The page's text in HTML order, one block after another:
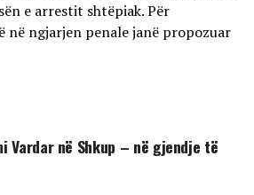
e arrestit shtëpiak. Për
në ngjarjen penale janë propozuar
Vardar në Shkup – në gjendje të